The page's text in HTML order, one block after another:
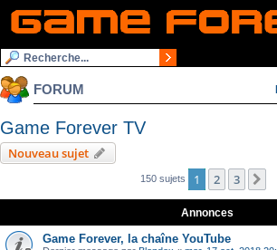
FORUM
Game Forever TV
Nouveau sujet
150 sujets 1 2 3
Annonces
Game Forever, la chaîne YouTube